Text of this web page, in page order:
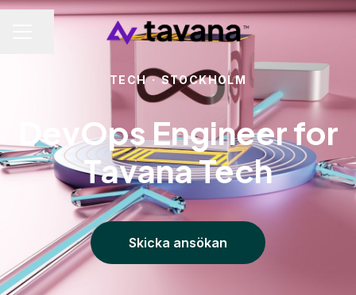
TECH · STOCKHOLM
DevOps Engineer for
Tavana Tech
Skicka ansökan